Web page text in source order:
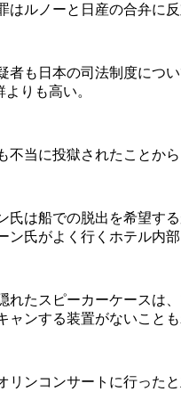
ルノーと日産の合弁に
も日本の司法制度につ
りも高い。
当に投獄されたことか
は船での脱出を希望す
ン氏がよく行くホテル内
たスピーカーケースは
ャンする装置がないことも
ンコンサートに行った